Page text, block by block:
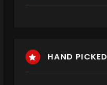
HAND PICKED